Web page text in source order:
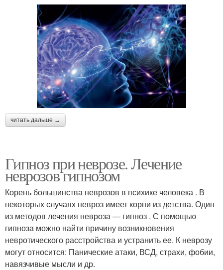
читать дальше →
Гипноз при неврозе. Лечение
неврозов гипнозом
Корень большинства неврозов в психике человека . В
некоторых случаях невроз имеет корни из детства. Один
из методов лечения невроза — гипноз . С помощью
гипноза можно найти причину возникновения
невротического расстройства и устранить ее. К неврозу
могут относится: Панические атаки, ВСД, страхи, фобии,
навязчивые мысли и др.